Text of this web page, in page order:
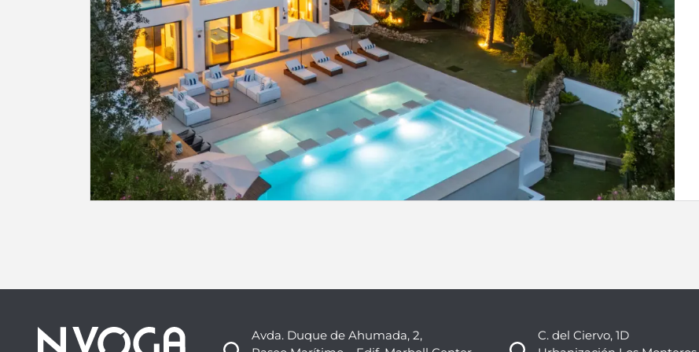
Avda. Duque de Ahumada, 2,
C. del Ciervo, 1D